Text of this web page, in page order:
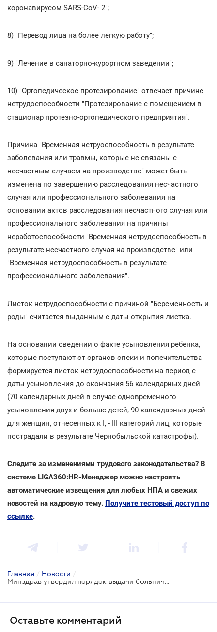
коронавирусом SARS-CoV- 2";
8) "Перевод лица на более легкую работу";
9) "Лечение в санаторно-курортном заведении";
10) "Ортопедическое протезирование" отвечает причине
нетрудоспособности "Протезирование с помещением в
стационар протезно-ортопедического предприятия".
Причина "Временная нетруоспособность в результате
заболевания или травмы, которые не связаны с
несчастным случаем на производстве" может быть
изменена по завершению расследования несчастного
случая или профессионального заболевания на
основании актов расследования несчастного случая или
профессионального заболевания на причины
неработоспособности "Временная нетрудоспособность в
результате несчастного случая на производстве" или
"Временная нетрудоспособность в результате
профессионального заболевания".
Листок нетрудоспособности с причиной "Беременность и
роды" считается выданным с даты открытия листка.
На основании сведений о факте усыновления ребенка,
которые поступают от органов опеки и попечительства
формируется листок нетрудоспособности на период с
даты усыновления до окончания 56 календарных дней
(70 календарных дней в случае одновременного
усыновления двух и больше детей, 90 календарных дней -
для женщин, отнесенных к I, - III категорий лиц, которые
пострадали в результате Чернобыльской катастрофы).
Следите за изменениями трудового законодательства? В
системе LIGA360:HR-Менеджер можно настроить
автоматические извещения для любых НПА и свежих
новостей на кадровую тему. Получите тестовый доступ по
ссылке.
Главная / Новости /
Минздрав утвердил порядок выдачи больничных листов в Электронном реестре
Оставьте комментарий